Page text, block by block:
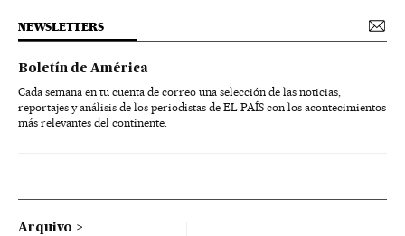
NEWSLETTERS
Boletín de América
Cada semana en tu cuenta de correo una selección de las noticias,
reportajes y análisis de los periodistas de EL PAÍS con los acontecimientos
más relevantes del continente.
Arquivo